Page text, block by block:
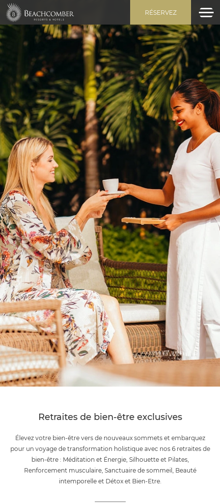
RÉSERVEZ
Retraites de bien-être exclusives
Élevez votre bien-être vers de nouveaux sommets et embarquez
pour un voyage de transformation holistique avec nos 6 retraites de
bien-être : Méditation et Énergie, Silhouette et Pilates,
Renforcement musculaire, Sanctuaire de sommeil, Beauté
intemporelle et Détox et Bien-Etre.